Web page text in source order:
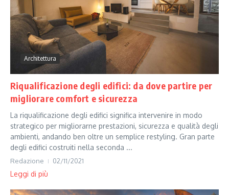
Architettura
Riqualificazione degli edifici: da dove partire per
migliorare comfort e sicurezza
La riqualificazione degli edifici significa intervenire in modo
strategico per migliorarne prestazioni, sicurezza e qualità degli
ambienti, andando ben oltre un semplice restyling. Gran parte
degli edifici costruiti nella seconda ...
Redazione 02/11/2021
Leggi di più